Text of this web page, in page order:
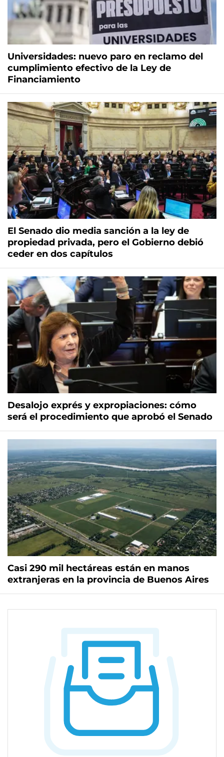
Universidades: nuevo paro en reclamo del
cumplimiento efectivo de la Ley de
Financiamiento
El Senado dio media sanción a la ley de
propiedad privada, pero el Gobierno debió
ceder en dos capítulos
Desalojo exprés y expropiaciones: cómo
será el procedimiento que aprobó el Senado
Casi 290 mil hectáreas están en manos
extranjeras en la provincia de Buenos Aires